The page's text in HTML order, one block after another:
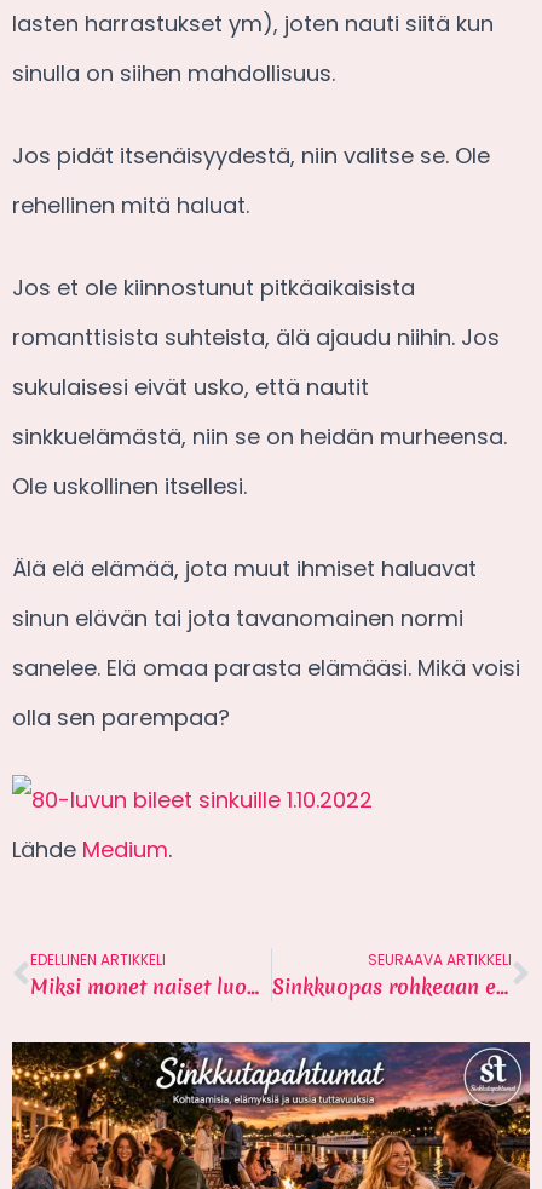
lasten harrastukset ym), joten nauti siitä kun
sinulla on siihen mahdollisuus.
Jos pidät itsenäisyydestä, niin valitse se. Ole
rehellinen mitä haluat.
Jos et ole kiinnostunut pitkäaikaisista
romanttisista suhteista, älä ajaudu niihin. Jos
sukulaisesi eivät usko, että nautit
sinkkuelämästä, niin se on heidän murheensa.
Ole uskollinen itsellesi.
Älä elä elämää, jota muut ihmiset haluavat
sinun elävän tai jota tavanomainen normi
sanelee. Elä omaa parasta elämääsi. Mikä voisi
olla sen parempaa?
Lähde Medium.
EDELLINEN ARTIKKELI
Miksi monet naiset luopuvat deittailusta? 7 syytä.
SEURAAVA ARTIKKELI
Sinkkuopas rohkeaan elämään